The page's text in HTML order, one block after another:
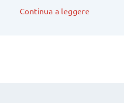
Continua a leggere